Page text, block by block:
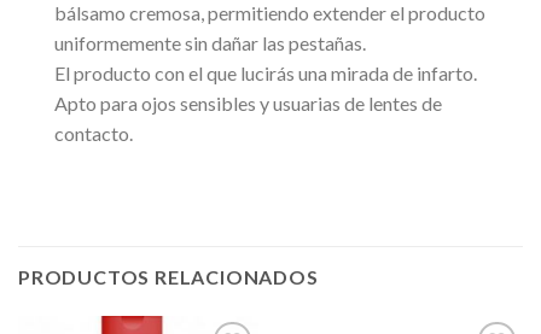
bálsamo cremosa, permitiendo extender el producto
uniformemente sin dañar las pestañas.
El producto con el que lucirás una mirada de infarto.
Apto para ojos sensibles y usuarias de lentes de
contacto.
PRODUCTOS RELACIONADOS